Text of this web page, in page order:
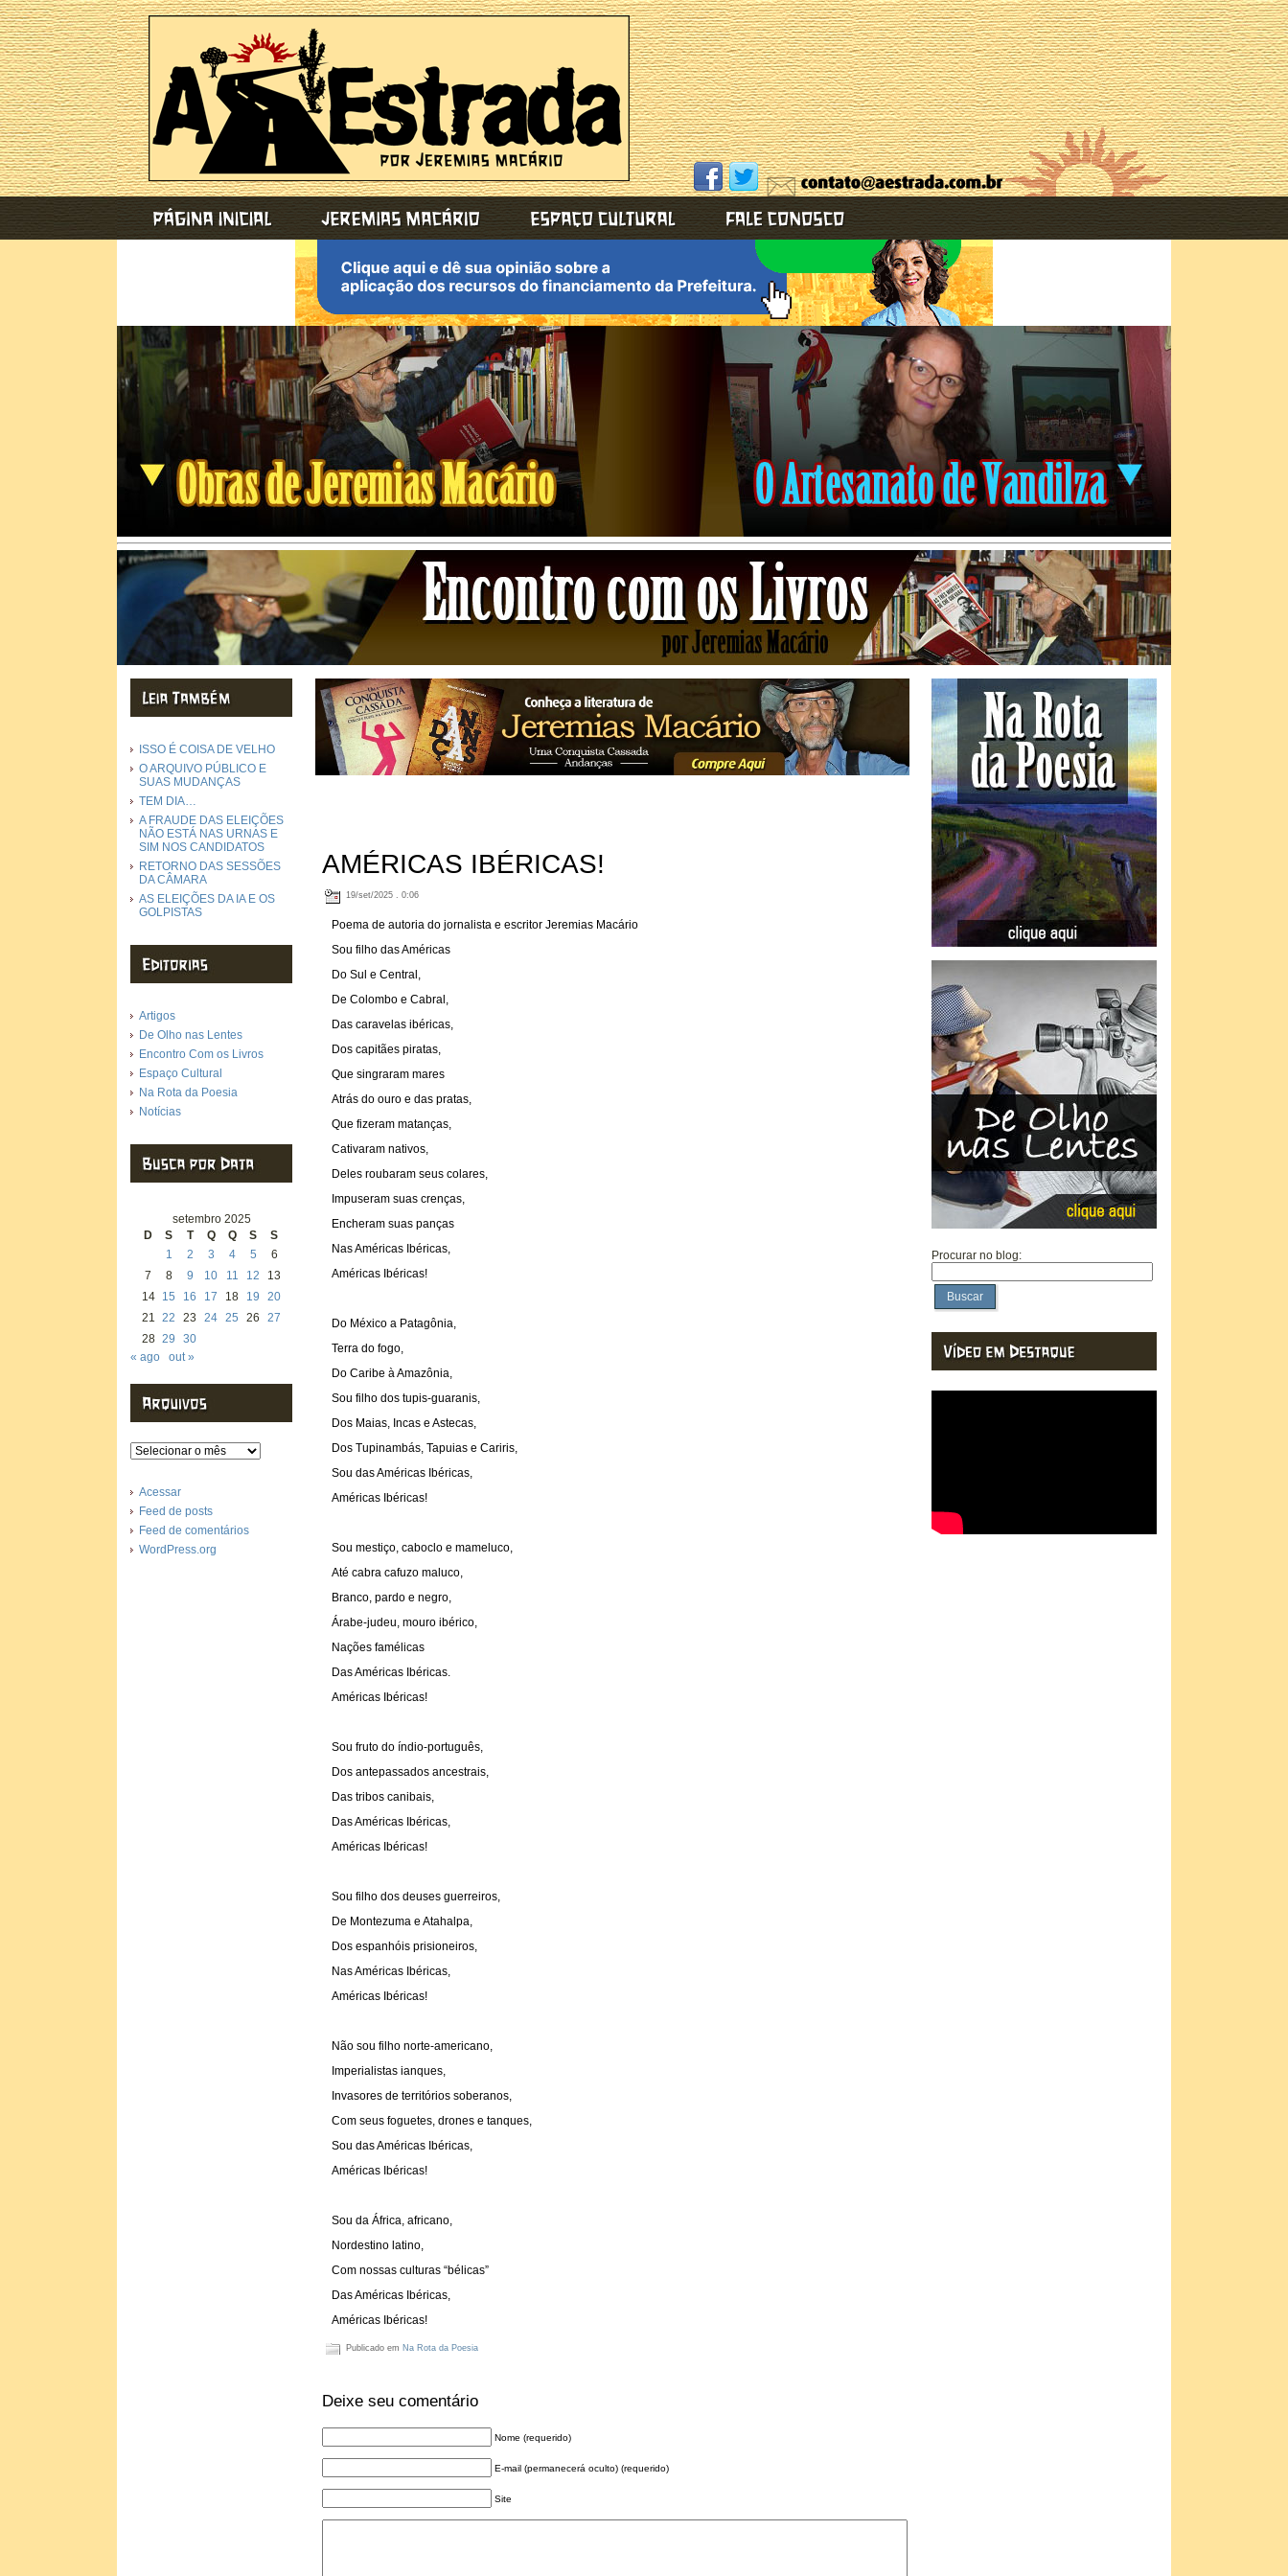
ISSO É COISA DE VELHO
O ARQUIVO PÚBLICO E
SUAS MUDANÇAS
TEM DIA…
A FRAUDE DAS ELEIÇÕES
NÃO ESTÁ NAS URNAS E
SIM NOS CANDIDATOS
RETORNO DAS SESSÕES
DA CÂMARA
AS ELEIÇÕES DA IA E OS
GOLPISTAS
Artigos
De Olho nas Lentes
Encontro Com os Livros
Espaço Cultural
Na Rota da Poesia
Notícias
setembro 2025
D
S T Q Q S
S
1
2 3 4 5
6
7
8 9 10 11 12
13
14
15 16 17 18 19
20
21 22 23 24 25 26
27
28 29
30
« ago
out »
Arquivos
Acessar
Feed de posts
Feed de comentários
WordPress.org
AMÉRICAS IBÉRICAS!
19/set/2025 . 0:06
Poema de autoria do jornalista e escritor Jeremias Macário
Sou filho das Américas
Do Sul e Central,
De Colombo e Cabral,
Das caravelas ibéricas,
Dos capitães piratas,
Que singraram mares
Atrás do ouro e das pratas,
Que fizeram matanças,
Cativaram nativos,
Deles roubaram seus colares,
Impuseram suas crenças,
Encheram suas panças
Nas Américas Ibéricas,
Américas Ibéricas!
Do México a Patagônia,
Terra do fogo,
Do Caribe à Amazônia,
Sou filho dos tupis-guaranis,
Dos Maias, Incas e Astecas,
Dos Tupinambás, Tapuias e Cariris,
Sou das Américas Ibéricas,
Américas Ibéricas!
Sou mestiço, caboclo e mameluco,
Até cabra cafuzo maluco,
Branco, pardo e negro,
Árabe-judeu, mouro ibérico,
Nações famélicas
Das Américas Ibéricas.
Américas Ibéricas!
Sou fruto do índio-português,
Dos antepassados ancestrais,
Das tribos canibais,
Das Américas Ibéricas,
Américas Ibéricas!
Sou filho dos deuses guerreiros,
De Montezuma e Atahalpa,
Dos espanhóis prisioneiros,
Nas Américas Ibéricas,
Américas Ibéricas!
Não sou filho norte-americano,
Imperialistas ianques,
Invasores de territórios soberanos,
Com seus foguetes, drones e tanques,
Sou das Américas Ibéricas,
Américas Ibéricas!
Sou da África, africano,
Nordestino latino,
Com nossas culturas “bélicas”
Das Américas Ibéricas,
Américas Ibéricas!
Publicado em Na Rota da Poesia
Deixe seu comentário
Nome (requerido)
E-mail (permanecerá oculto) (requerido)
Site
Procurar no blog:
Buscar